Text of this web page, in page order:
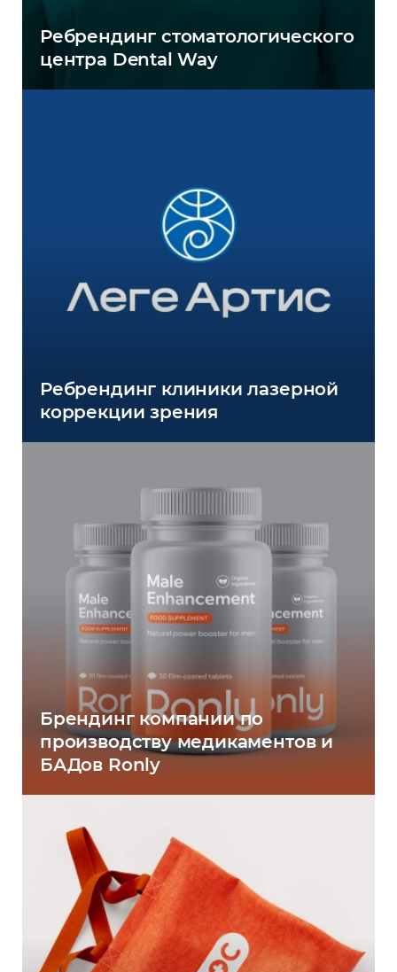
Ребрендинг стоматологического
центра Dental Way
Ребрендинг клиники лазерной
коррекции зрения
Брендинг компании по
производству медикаментов и
БАДов Ronly